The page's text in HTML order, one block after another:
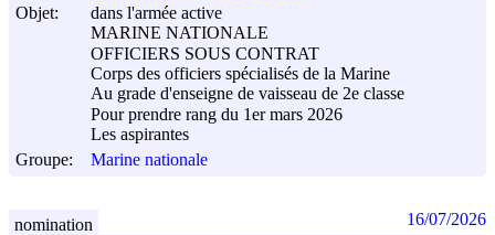
Objet:
dans l'armée active
MARINE NATIONALE
OFFICIERS SOUS CONTRAT
Corps des officiers spécialisés de la Marine
Au grade d'enseigne de vaisseau de 2e classe
Pour prendre rang du 1er mars 2026
Les aspirantes
Groupe:
Marine nationale
nomination 16/07/2026